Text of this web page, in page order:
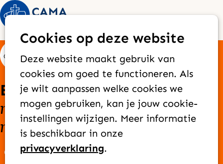
Cookies op deze website
Deze website maakt gebruik van
cookies om goed te functioneren. Als
je wilt aanpassen welke cookies we
mogen gebruiken, kan je jouw cookie-
instellingen wijzigen. Meer informatie
is beschikbaar in onze
privacyverklaring.
Elke dag bereiken we
nieuwe mensen met het goede
nieuws van Jezus
Over CAMA Zending